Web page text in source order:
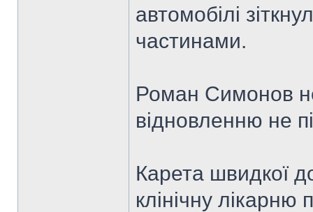
автомобілі
частинами.
Роман Симонов
відновленню не
Карета швидкої
клінічну